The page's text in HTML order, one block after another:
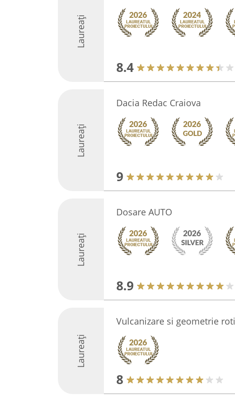
Laureați
8.4
Laureați
Dacia Redac Craiova
9
Laureați
Dosare AUTO
8.9
Laureați
Vulcanizare si geometrie roti
8